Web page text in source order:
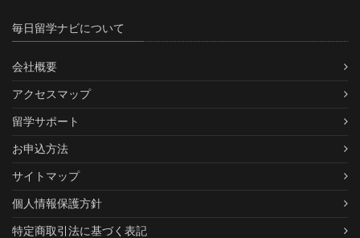
毎日留学ナビについて
会社概要
アクセスマップ
留学サポート
お申込方法
サイトマップ
個人情報保護方針
特定商取引法に基づく表記